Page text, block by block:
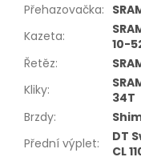
Přehazovačka:
Kazeta:
10-
Řetěz:
Kliky:
34T
Brzdy:
Přední výplet:
DT
CL